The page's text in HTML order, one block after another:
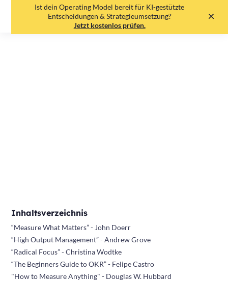
Ist dein Operating Model bereit für KI-gestützte
Entscheidungen & Strategieumsetzung?
Jetzt kostenlos prüfen.
Inhaltsverzeichnis
“Measure What Matters” - John Doerr
“High Output Management” - Andrew Grove
“Radical Focus” - Christina Wodtke
“The Beginners Guide to OKR” - Felipe Castro
"How to Measure Anything" - Douglas W. Hubbard